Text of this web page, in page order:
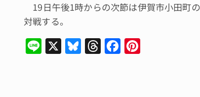
19日午後1時からの次節は伊賀市小田町
対戦する。
Li X Bl T F